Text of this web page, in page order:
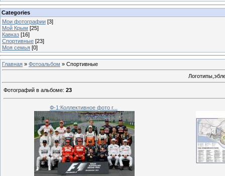
Categories
Мои фотографии [3]
Мой Крым [25]
Кавказ [16]
Спортивные [23]
Моя семья [0]
Главная » Фотоальбом » Спортивные
Фотографий в альбоме: 23
Ф-1:Коллективное фото г...